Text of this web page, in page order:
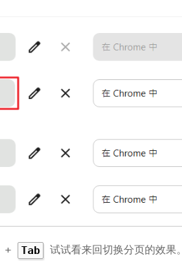
+ Tab 试试看来回切换分页的效果。